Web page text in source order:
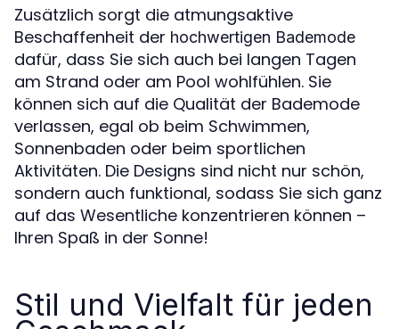
Zusätzlich sorgt die atmungsaktive
Beschaffenheit der hochwertigen Bademode
dafür, dass Sie sich auch bei langen Tagen
am Strand oder am Pool wohlfühlen. Sie
können sich auf die Qualität der Bademode
verlassen, egal ob beim Schwimmen,
Sonnenbaden oder beim sportlichen
Aktivitäten. Die Designs sind nicht nur schön,
sondern auch funktional, sodass Sie sich ganz
auf das Wesentliche konzentrieren können –
Ihren Spaß in der Sonne!
Stil und Vielfalt für jeden